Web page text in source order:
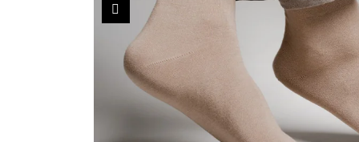
RAJSTOPY
Poprzedni